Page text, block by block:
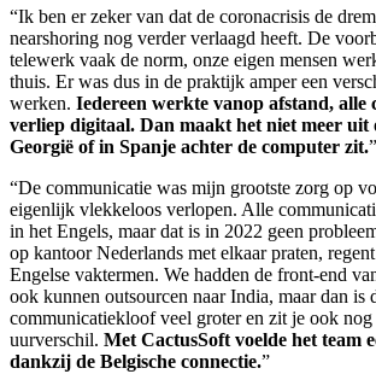
“Ik ben er zeker van dat de coronacrisis de
nearshoring nog verder verlaagd heeft. De
telewerk vaak de norm, onze eigen mensen
thuis. Er was dus in de praktijk amper een
werken. Iedereen werkte vanop afstand, alle
verliep digitaal. Dan maakt het niet meer uit
Georgië of in Spanje achter de computer zit.”
“De communicatie was mijn grootste zorg op
eigenlijk vlekkeloos verlopen. Alle
in het Engels, maar dat is in 2022 geen
op kantoor Nederlands met elkaar praten,
Engelse vaktermen. We hadden de front-end
ook kunnen outsourcen naar India, maar dan is
communicatiekloof veel groter en zit je ook nog
uurverschil. Met CactusSoft voelde het team
dankzij de Belgische connectie.”